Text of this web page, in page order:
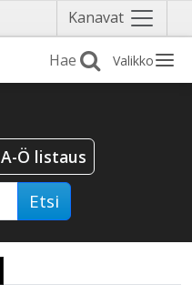
Kanavat Näytä
valikko
Valikko
A-Ö listaus
Etsi